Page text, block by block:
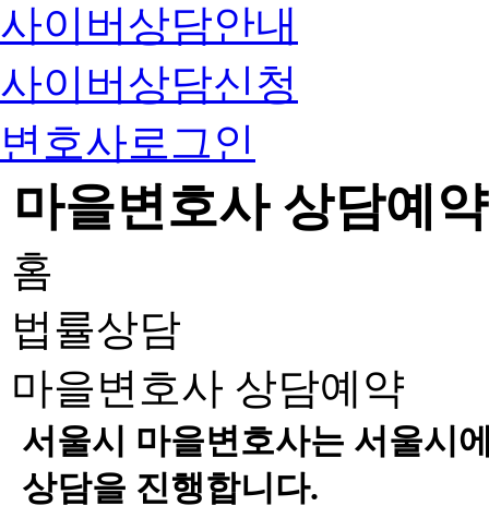
사이버상담안내
사이버상담신청
변호사로그인
마을변호사 상담예약
홈
법률상담
마을변호사 상담예약
서울시 마을변호사는 서울시
상담을 진행합니다.